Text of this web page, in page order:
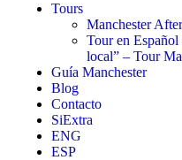
Tours
Manchester
Tour en
local” – Tour
Guía Manchester
Blog
Contacto
SiExtra
ENG
ESP